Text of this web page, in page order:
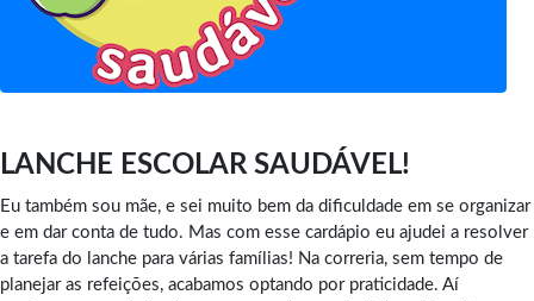
LANCHE ESCOLAR SAUDÁVEL!
Eu também sou mãe, e sei muito bem da dificuldade em se organizar
e em dar conta de tudo. Mas com esse cardápio eu ajudei a resolver
a tarefa do lanche para várias famílias! Na correria, sem tempo de
planejar as refeições, acabamos optando por praticidade. Aí